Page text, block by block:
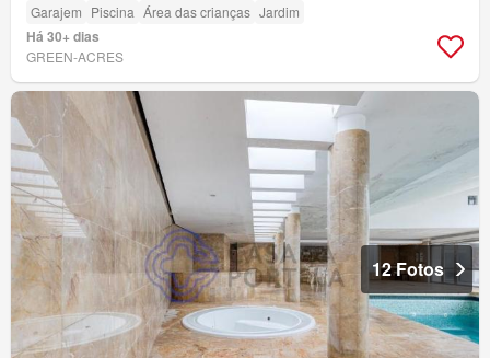
Garajem Piscina Área das crianças Jardim
Há 30+ dias
GREEN-ACRES
12 Fotos